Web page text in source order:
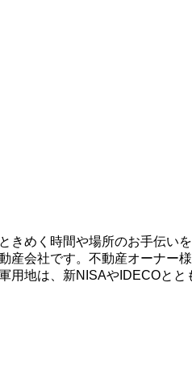
めく時間や場所のお手伝い
会社です。不動産オーナー
地は、新NISAやIDECOと